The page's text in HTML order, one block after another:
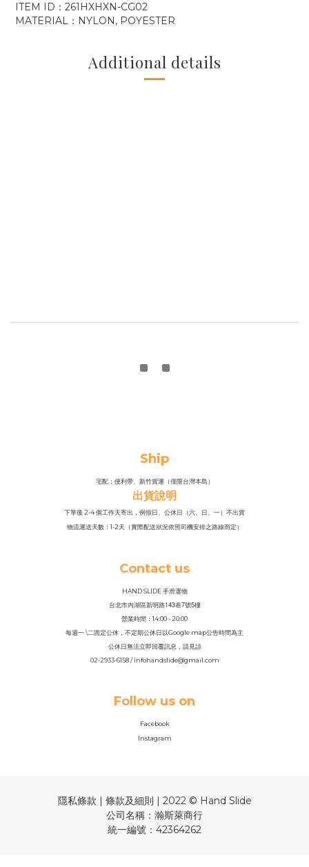
ITEM ID：261HXHXN-CG02
MATERIAL：NYLON, POYESTER
Additional details
Ship
宅配：便利帶、新竹貨運（僅限台灣本島）
出貨說明
下單後 2-4 個工作天寄出，例假日、公休日（六、日、一）不出貨
物流運送天數：1-2天（實際配送狀況依照司機安排之路線而定）
Contact us
HAND SLIDE 手滑選物
台北市內湖區新明路143巷7號5樓
營業時間：14:00 - 20:00
每週一 \二固定公休，不定期公休日以Google map公告時間為主
公休日無法立即回覆訊息，請見諒
02-2933-6158 / infohandslide@gmail.com
Follow us on
Facebook
Instagram
隱私條款 | 條款及細則 | 2022 © Hand Slide
公司名稱：瀚斯萊商行
統一編號：42364262